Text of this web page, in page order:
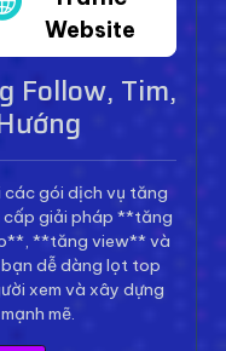
Website
Follow, Tim,
các gói dịch vụ tăng
cấp giải pháp **tăng
**tăng view** và
dễ dàng lọt top
xem và xây dựng
mẽ.